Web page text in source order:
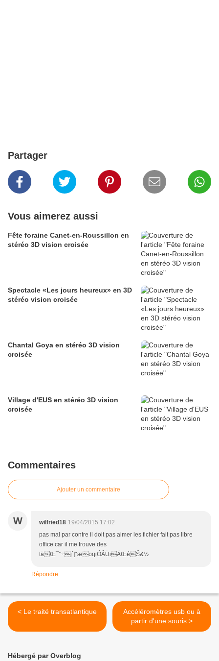
Partager
Vous aimerez aussi
Fête foraine Canet-en-Roussillon en
stéréo 3D vision croisée
Spectacle «Les jours heureux» en 3D
stéréo vision croisée
Chantal Goya en stéréo 3D vision
croisée
Village d'EUS en stéréo 3D vision
croisée
Commentaires
Ajouter un commentaire
W wilfried18 19/04/2015 17:02
pas mal par contre il doit pas aimer les fichier fait pas libre
office car il me trouve des
täŒ¯ˆ÷j`]˜æoqiÓÂÜiÄŒéŠ&½
Répondre
< Le traité transatlantique
Accéléromètres usb ou à
partir d'une souris >
Hébergé par Overblog